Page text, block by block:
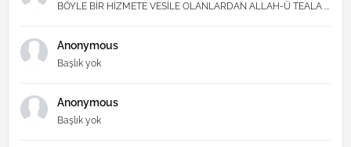
BÖYLE BİR HİZMETE VESİLE OLANLARDAN ALLAH-Ü TEALA ...
Anonymous
Başlık yok
Anonymous
Başlık yok